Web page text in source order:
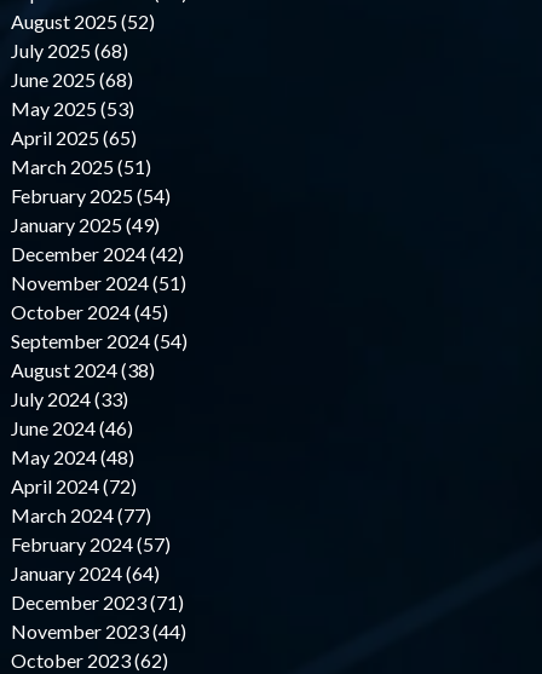
August 2025 (52)
July 2025 (68)
June 2025 (68)
May 2025 (53)
April 2025 (65)
March 2025 (51)
February 2025 (54)
January 2025 (49)
December 2024 (42)
November 2024 (51)
October 2024 (45)
September 2024 (54)
August 2024 (38)
July 2024 (33)
June 2024 (46)
May 2024 (48)
April 2024 (72)
March 2024 (77)
February 2024 (57)
January 2024 (64)
December 2023 (71)
November 2023 (44)
October 2023 (62)